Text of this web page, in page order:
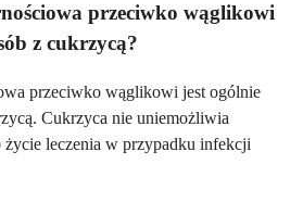
przeciwko wąglikowi
z cukrzycą?
przeciwko wąglikowi jest ogólnie
Cukrzyca nie uniemożliwia
życie leczenia w przypadku infekcji